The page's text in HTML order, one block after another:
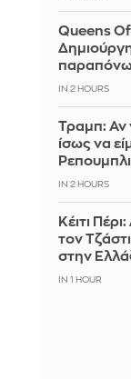
Queens
IN 2 HOURS
Τραμπ: Αν
ίσως να
IN 2 HOURS
Κέιτι
τον
στην
IN 1 HOUR